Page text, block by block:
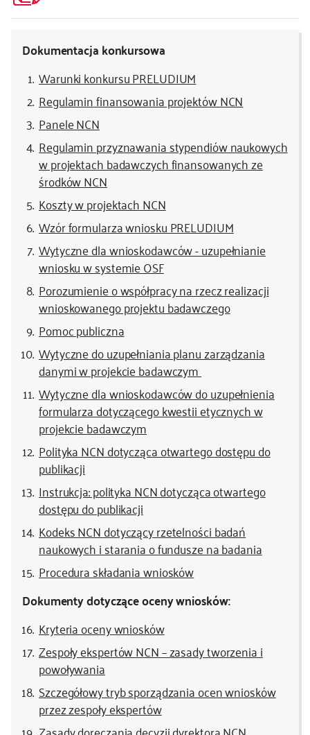
Dokumentacja konkursowa
Warunki konkursu PRELUDIUM
Regulamin finansowania projektów NCN
Panele NCN
Regulamin przyznawania stypendiów naukowych
w projektach badawczych finansowanych ze
środków NCN
Koszty w projektach NCN
Wzór formularza wniosku PRELUDIUM
Wytyczne dla wnioskodawców - uzupełnianie
wniosku w systemie OSF
Porozumienie o współpracy na rzecz realizacji
wnioskowanego projektu badawczego
Pomoc publiczna
Wytyczne do uzupełniania planu zarządzania
danymi w projekcie badawczym
Wytyczne dla wnioskodawców do uzupełnienia
formularza dotyczącego kwestii etycznych w
projekcie badawczym
Polityka NCN dotycząca otwartego dostępu do
publikacji
Instrukcja: polityka NCN dotycząca otwartego
dostępu do publikacji
Kodeks NCN dotyczący rzetelności badań
naukowych i starania o fundusze na badania
Procedura składania wniosków
Dokumenty dotyczące oceny wniosków:
Kryteria oceny wniosków
Zespoły ekspertów NCN – zasady tworzenia i
powoływania
Szczegółowy tryb sporządzania ocen wniosków
przez zespoły ekspertów